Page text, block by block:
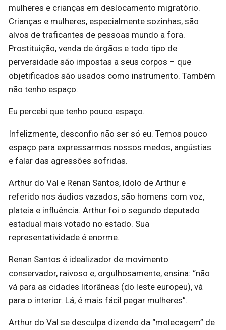
mulheres e crianças em deslocamento migratório.
Crianças e mulheres, especialmente sozinhas, são
alvos de traficantes de pessoas mundo a fora.
Prostituição, venda de órgãos e todo tipo de
perversidade são impostas a seus corpos – que
objetificados são usados como instrumento. Também
não tenho espaço.
Eu percebi que tenho pouco espaço.
Infelizmente, desconfio não ser só eu. Temos pouco
espaço para expressarmos nossos medos, angústias
e falar das agressões sofridas.
Arthur do Val e Renan Santos, ídolo de Arthur e
referido nos áudios vazados, são homens com voz,
plateia e influência. Arthur foi o segundo deputado
estadual mais votado no estado. Sua
representatividade é enorme.
Renan Santos é idealizador de movimento
conservador, raivoso e, orgulhosamente, ensina: “não
vá para as cidades litorâneas (do leste europeu), vá
para o interior. Lá, é mais fácil pegar mulheres”.
Arthur do Val se desculpa dizendo da “molecagem” de